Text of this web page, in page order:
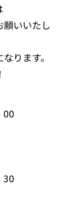
願いいたし
ります。